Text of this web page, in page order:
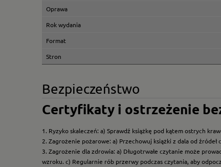
Oprawa
Rok wydania
Format
Stron
Bezpieczeństwo
Certyfikaty i ostrzeżenie
1. Ryzyko skaleczeń: a) Sprawdź książkę pod kątem ostrych
2. Zagrożenie pożarowe: a) Przechowuj książki z dala od źródeł
3. Zagrożenie dla zdrowia: a) Długotrwałe czytanie może
wzroku. c) Regularnie rób przerwy podczas czytania, aby